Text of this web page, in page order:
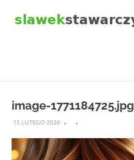
image-1771184725.jpg
15 LUTEGO 2026